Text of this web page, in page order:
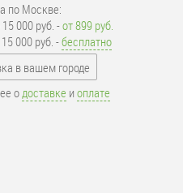
по Москве:
000 руб. -от 899 руб.
000 руб. -бесплатно
в вашем городе
одоставке и оплате